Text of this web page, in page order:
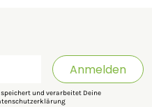
Anmelden
und verarbeitet Deine